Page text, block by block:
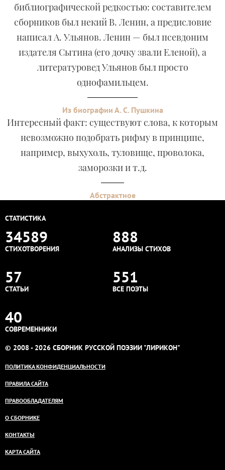
библиографической редкостью: составителем
сборников был некий В. Ленин, а предисловие
написал А. Ульянов. Ленин — был псевдоним
издателя Сытина (его дочку звали Еленой), а
литературовед Ульянов был просто
однофамильцем.
Из биографии А. С. Пушкина
Интересный факт: существуют слова, к которым
невозможно подобрать рифму в принципе,
например, выхухоль, туловище, проволока,
заморозки и т.д.
Абстрактное
СТАТИСТИКА
34589
СТИХОТВОРЕНИЯ
888
АНАЛИЗЫ СТИХОВ
57
СТАТЬИ
551
ВСЕ ПОЭТЫ
40
СОВРЕМЕННИКИ
© 2008 - 2026 СБОРНИК РУССКОЙ ПОЭЗИИ "ЛИРИКОН"
ПОЛИТИКА КОНФИДЕНЦИАЛЬНОСТИ
ПРАВИЛА САЙТА
ПРАВООБЛАДАТЕЛЯМ
О СБОРНИКЕ
КОНТАКТЫ
КАРТА САЙТА